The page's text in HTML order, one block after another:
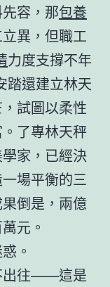
容，那包養
異，但職工
力度支撐不年
踏還建立林天
試圖以柔性
了專林天秤
家，已經決
場平衡的三
倒是，兩億
元。
。
出往——這是